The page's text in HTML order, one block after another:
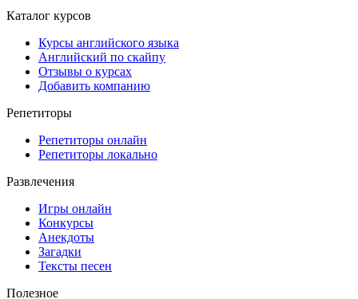
Каталог курсов
Курсы английского языка
Английский по скайпу
Отзывы о курсах
Добавить компанию
Репетиторы
Репетиторы онлайн
Репетиторы локально
Развлечения
Игры онлайн
Конкурсы
Анекдоты
Загадки
Тексты песен
Полезное